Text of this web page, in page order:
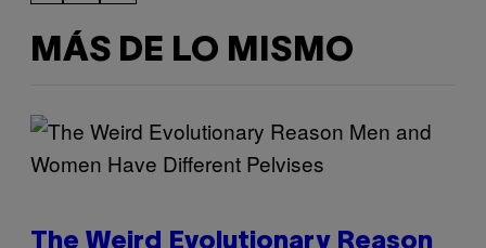
MÁS DE LO MISMO
The Weird Evolutionary Reason